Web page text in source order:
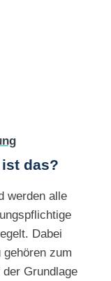
das?
werden alle
Dabei
zum
Grundlage